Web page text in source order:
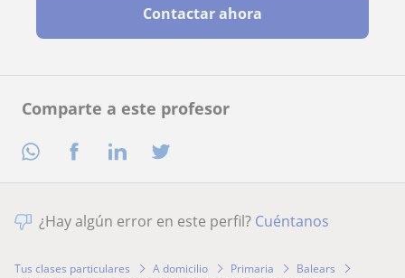
Comparte a este profesor
Contactar ahora
¿Hay algún error en este perfil? Cuéntanos
Tus clases particulares A domicilio Primaria
Balears